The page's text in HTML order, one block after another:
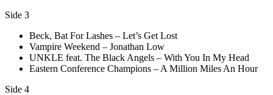
Side 3
Beck, Bat For Lashes – Let’s Get Lost
Vampire Weekend – Jonathan Low
UNKLE feat. The Black Angels – With You In My Head
Eastern Conference Champions – A Million Miles An Hour
Side 4